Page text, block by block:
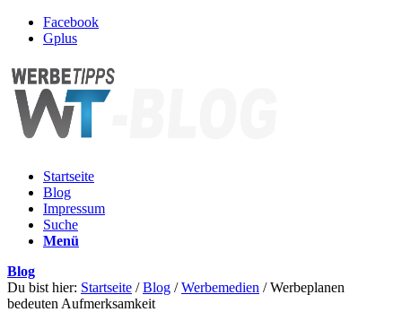
Facebook
Gplus
Startseite
Blog
Impressum
Suche
Menü
Blog
Du bist hier: Startseite / Blog / Werbemedien / Werbeplanen
bedeuten Aufmerksamkeit